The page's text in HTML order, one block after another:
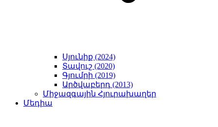
Սյունիք (2024)
Տավուշ (2020)
Գյումրի (2019)
Արծվաբերդ (2013)
Միջազգային Հյուրախաղեր
Մեդիա